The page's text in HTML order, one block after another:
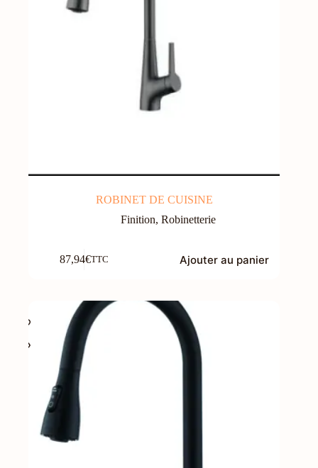
ROBINET DE CUISINE
Finition,Robinetterie
87,94€TTC Ajouter au panier